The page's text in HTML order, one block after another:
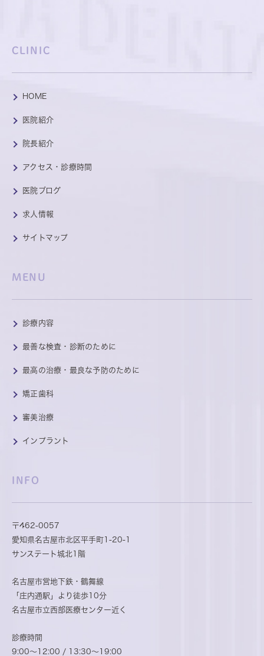
CLINIC
HOME
医院紹介
院長紹介
アクセス・診療時間
医院ブログ
求人情報
サイトマップ
MENU
診療内容
最善な検査・診断のために
最高の治療・最良な予防のために
矯正歯科
審美治療
インプラント
INFO
〒462-0057
愛知県名古屋市北区平手町1-20-1
サンステート城北1階
名古屋市営地下鉄・鶴舞線
「庄内通駅」より徒歩10分
名古屋市立西部医療センター近く
診療時間
9:00～12:00 / 13:30～19:00